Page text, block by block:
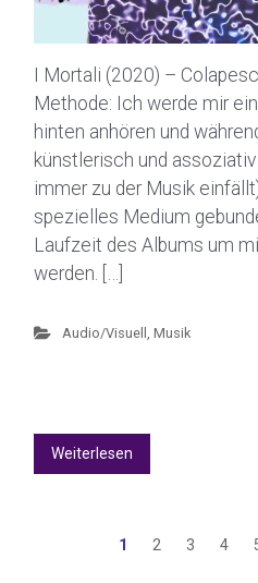
I Mortali (2020) –
Methode: Ich werde mir
hinten anhören und
künstlerisch und
immer zu der Musik
spezielles Medium
Laufzeit des Albums um
werden. […]
Audio/Visuell Musik
Weiterlesen
1 2 3 4